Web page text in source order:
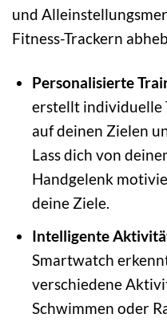
und
Fitness-Trackern
Personalisierte
erstellt individuelle
auf deinen Zielen
Lass dich von
Handgelenk
deine Ziele.
Intelligente
Smartwatch
verschiedene
Schwimmen oder